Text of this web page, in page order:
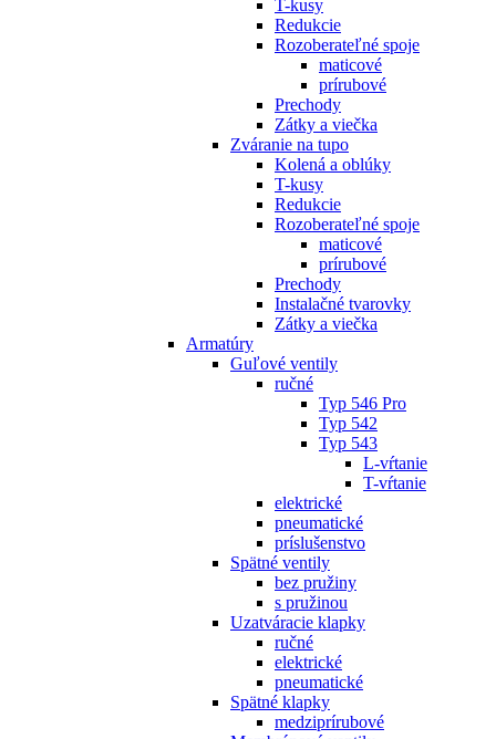
T-kusy
Redukcie
Rozoberateľné spoje
maticové
prírubové
Prechody
Zátky a viečka
Zváranie na tupo
Kolená a oblúky
T-kusy
Redukcie
Rozoberateľné spoje
maticové
prírubové
Prechody
Instalačné tvarovky
Zátky a viečka
Armatúry
Guľové ventily
ručné
Typ 546 Pro
Typ 542
Typ 543
L-vŕtanie
T-vŕtanie
elektrické
pneumatické
príslušenstvo
Spätné ventily
bez pružiny
s pružinou
Uzatváracie klapky
ručné
elektrické
pneumatické
Spätné klapky
medziprírubové